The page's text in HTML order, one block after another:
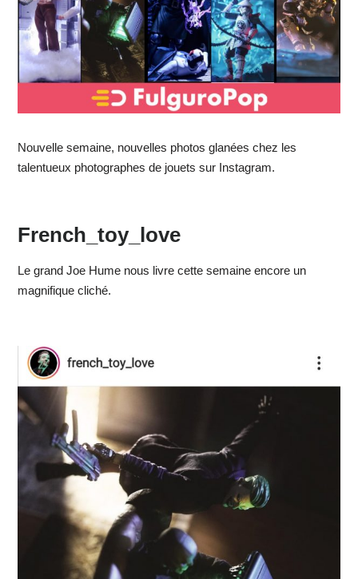
Nouvelle semaine, nouvelles photos glanées chez les
talentueux photographes de jouets sur Instagram.
French_toy_love
Le grand Joe Hume nous livre cette semaine encore un
magnifique cliché.